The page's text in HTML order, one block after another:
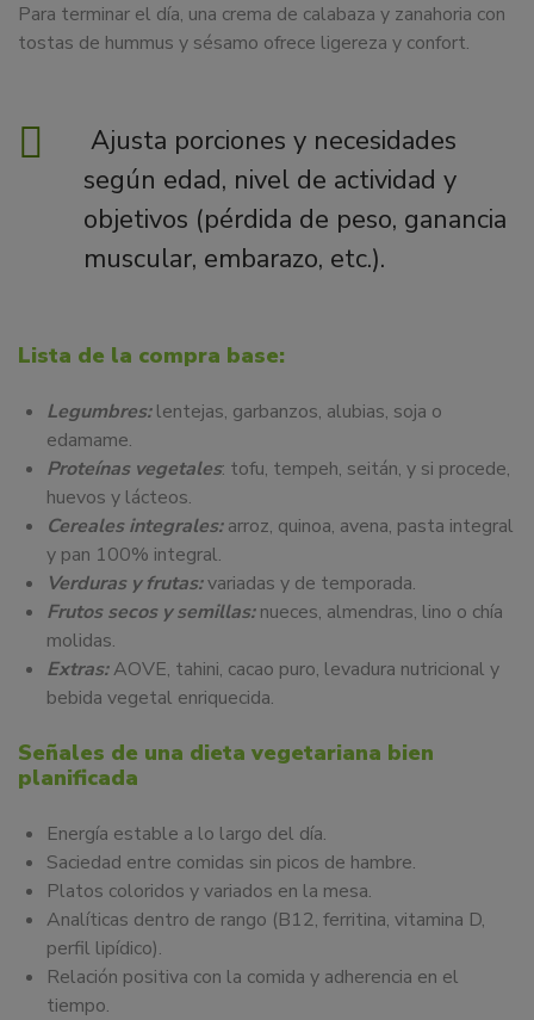
Para terminar el día, una crema de calabaza y zanahoria con
tostas de hummus y sésamo ofrece ligereza y confort.
Ajusta porciones y necesidades
según edad, nivel de actividad y
objetivos (pérdida de peso, ganancia
muscular, embarazo, etc.).
Lista de la compra base:
Legumbres: lentejas, garbanzos, alubias, soja o
edamame.
Proteínas vegetales: tofu, tempeh, seitán, y si procede,
huevos y lácteos.
Cereales integrales: arroz, quinoa, avena, pasta integral
y pan 100% integral.
Verduras y frutas:variadas y de temporada.
Frutos secos y semillas: nueces, almendras, lino o chía
molidas.
Extras:AOVE, tahini, cacao puro, levadura nutricional y
bebida vegetal enriquecida.
Señales de una dieta vegetariana bien
planificada
Energía estable a lo largo del día.
Saciedad entre comidas sin picos de hambre.
Platos coloridos y variados en la mesa.
Analíticas dentro de rango (B12, ferritina, vitamina D,
perfil lipídico).
Relación positiva con la comida y adherencia en el
tiempo.